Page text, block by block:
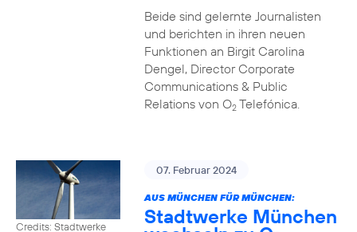
Beide sind gelernte Journalisten
und berichten in ihren neuen
Funktionen an Birgit Carolina
Dengel, Director Corporate
Communications & Public
Relations von O2Telefónica.
Credits: Stadtwerke
07. Februar 2024
AUS MÜNCHEN FÜR MÜNCHEN:
Stadtwerke München